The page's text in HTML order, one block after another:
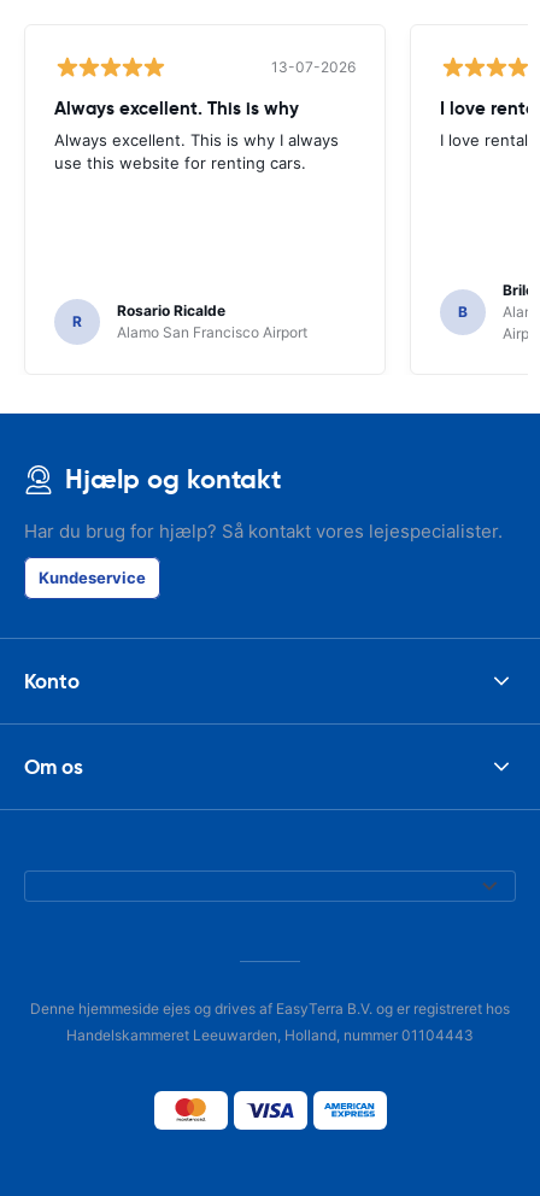
13-07-2026
Always excellent. This is why
Always excellent. This is why I always
use this website for renting cars.
R
Rosario Ricalde
Alamo San Francisco Airport
I love
I love rental
B
Hjælp og kontakt
Har du brug for hjælp? Så kontakt vores lejespecialister.
Kundeservice
Konto
Om os
Denne hjemmeside ejes og drives af EasyTerra B.V. og er registreret hos
Handelskammeret Leeuwarden, Holland, nummer 01104443